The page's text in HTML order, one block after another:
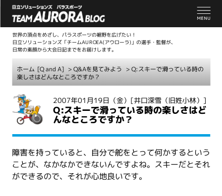
世界の頂点をめざし、パラスポーツの裾野を広げたい！
日立ソリューションズ「チームAUROEA(アウローラ)」の選手・監督が、
日常の素顔から大会日記までをお届けします。
ホーム [Q and A] >Q&Aを見てみよう > Q:スキーで滑っている時の
楽しさはどんなところですか？
2007年01月19日（金） [井口深雪（旧姓小林）]
Q:スキーで滑っている時の楽しさはど
んなところですか？
障害を持っていると、自分で舵をとって何かするという
ことが、なかなかできないんですよね。スキーだとそれ
ができるので、それが心地良いです。